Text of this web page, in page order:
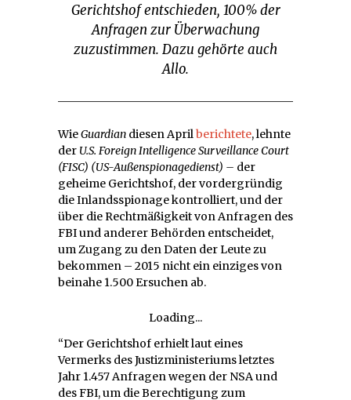
Gerichtshof entschieden, 100% der
Anfragen zur Überwachung
zuzustimmen. Dazu gehörte auch
Allo.
WieGuardian diesen April berichtete, lehnte
der U.S. Foreign Intelligence Surveillance Court
(FISC) (US-Außenspionagedienst) – der
geheime Gerichtshof, der vordergründig
die Inlandsspionage kontrolliert, und der
über die Rechtmäßigkeit von Anfragen des
FBI und anderer Behörden entscheidet,
um Zugang zu den Daten der Leute zu
bekommen – 2015 nicht ein einziges von
beinahe 1.500 Ersuchen ab.
Loading...
“Der Gerichtshof erhielt laut eines
Vermerks des Justizministeriums letztes
Jahr 1.457 Anfragen wegen der NSA und
des FBI, um die Berechtigung zum